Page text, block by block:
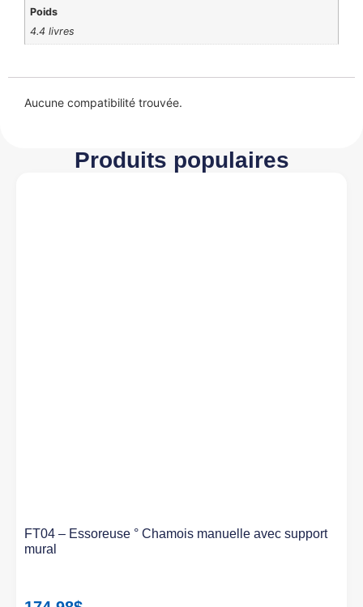
Poids
4.4 livres
Aucune compatibilité trouvée.
Produits populaires
FT04 – Essoreuse ° Chamois manuelle avec support
mural